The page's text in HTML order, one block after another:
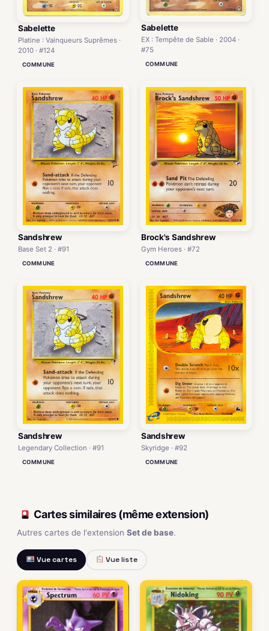
Sabelette
Platine : Vainqueurs Suprêmes ·
2010 · #124
COMMUNE
Sabelette
EX : Tempête de Sable · 2004 ·
#75
COMMUNE
Sandshrew
Base Set 2 · #91
COMMUNE
Brock's Sandshrew
Gym Heroes · #72
COMMUNE
Sandshrew
Legendary Collection · #91
COMMUNE
Sandshrew
Skyridge · #92
COMMUNE
Cartes similaires (même extension)
Autres cartes de l'extension Set de base.
Vue cartes Vue liste